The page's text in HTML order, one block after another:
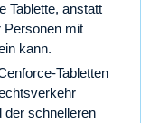
Tablette, anstatt
mit
kann.
Tabletten
der schnelleren